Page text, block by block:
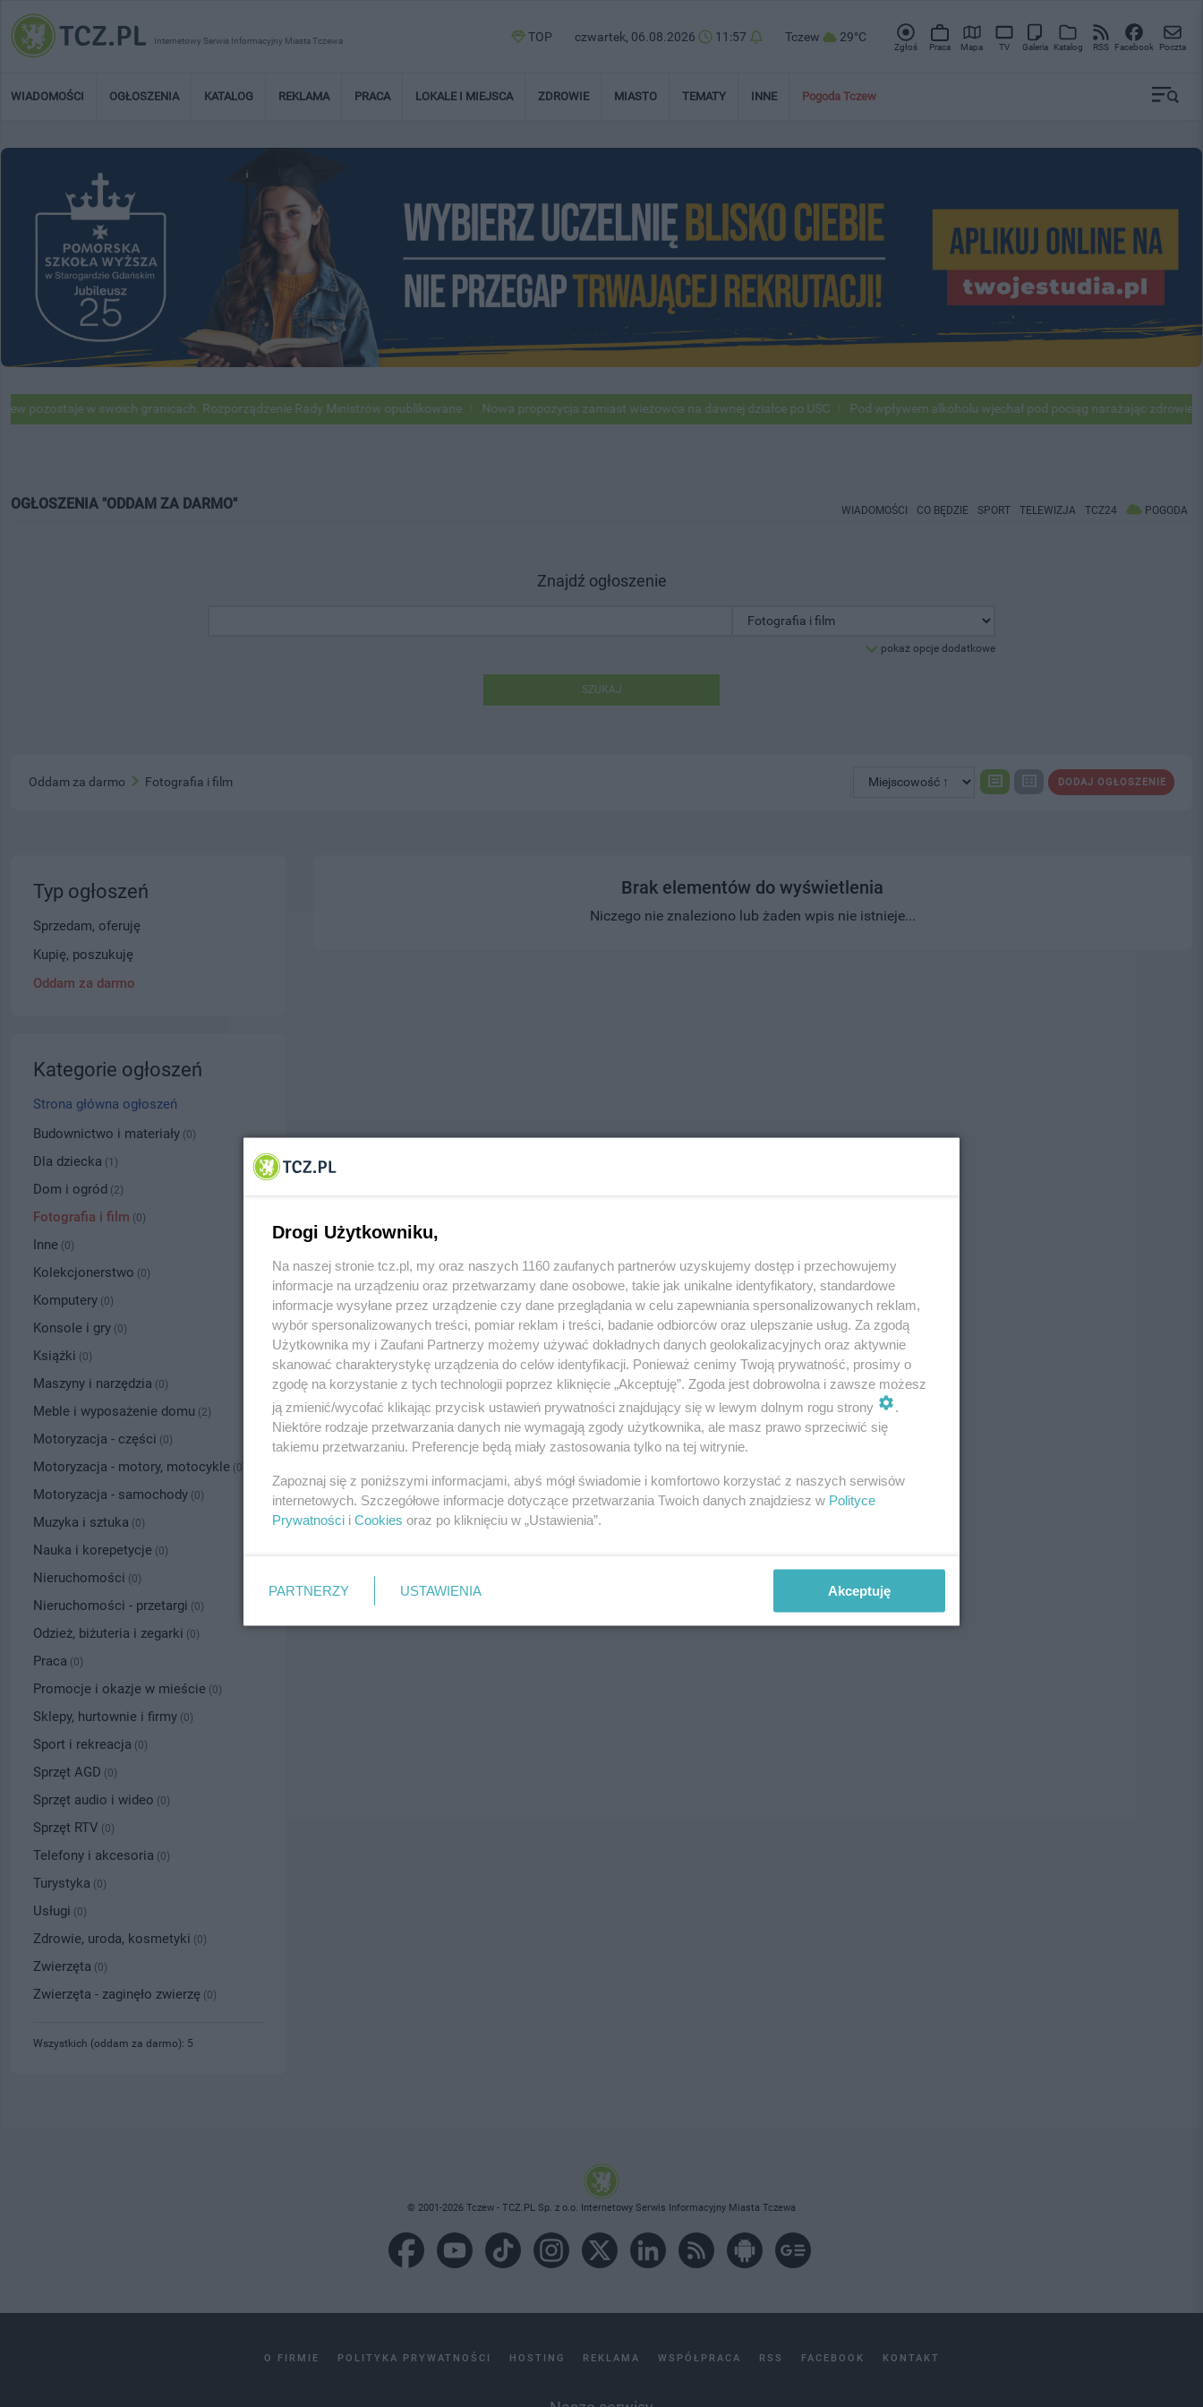
Internetowy Serwis Informacyjny Miasta Tczewa TOP czwartek, 06.08.2026 11:57 Tczew 29°C
Zgłoś Praca Mapa TV Galeria Katalog RSS Facebook Poczta
WIADOMOŚCI OGŁOSZENIA KATALOG REKLAMA PRACA LOKALE I MIEJSCA ZDROWIE MIASTO TEMATY INNE Pogoda Tczew
w swoich granicach. Rozporządzenie Rady Ministrów opublikowane Nowa propozycja zamiast wieżowca na dawnej działce po USC Pod wpływem alkoholu wjechał pod pociąg narażając zdrowie i
OGŁOSZENIA "ODDAM ZA DARMO" WIADOMOŚCI CO BĘDZIE SPORT TELEWIZJA TCZ24 POGODA
Znajdź ogłoszenie
pokaż opcje dodatkowe
SZUKAJ
DODAJ OGŁOSZENIE
Oddam za darmo Fotografia i film
Brak elementów do wyświetlenia
Niczego nie znaleziono lub żaden wpis nie istnieje...
Typ ogłoszeń
Sprzedam, oferuję
Kupię, poszukuję
Oddam za darmo
Kategorie ogłoszeń
Strona główna ogłoszeń
Budownictwo i materiały (0)
Dla dziecka (1)
Dom i ogród (2)
Fotografia i film (0)
Inne (0)
Kolekcjonerstwo (0)
Komputery (0)
Konsole i gry (0)
Książki (0)
Maszyny i narzędzia (0)
Meble i wyposażenie domu (2)
Motoryzacja - części (0)
Motoryzacja - motory, motocykle (0)
Motoryzacja - samochody (0)
Muzyka i sztuka (0)
Nauka i korepetycje (0)
Nieruchomości (0)
Nieruchomości - przetargi (0)
Odzież, biżuteria i zegarki (0)
Praca (0)
Promocje i okazje w mieście (0)
Sklepy, hurtownie i firmy (0)
Sport i rekreacja (0)
Sprzęt AGD (0)
Sprzęt audio i wideo (0)
Sprzęt RTV (0)
Telefony i akcesoria (0)
Turystyka (0)
Usługi (0)
Zdrowie, uroda, kosmetyki (0)
Zwierzęta (0)
Zwierzęta - zaginęło zwierzę (0)
Wszystkich (oddam za darmo): 5
© 2001-2026 Tczew - TCZ.PL Sp. z o.o. Internetowy Serwis Informacyjny Miasta Tczewa
O FIRMIE POLITYKA PRYWATNOŚCI HOSTING REKLAMA WSPÓŁPRACA RSS FACEBOOK KONTAKT
Drogi Użytkowniku,
Na naszej stronie tcz.pl, my oraz naszych 1160 zaufanych partnerów uzyskujemy dostęp i przechowujemy
informacje na urządzeniu oraz przetwarzamy dane osobowe, takie jak unikalne identyfikatory, standardowe
informacje wysyłane przez urządzenie czy dane przeglądania w celu zapewniania spersonalizowanych reklam,
wybór spersonalizowanych treści, pomiar reklam i treści, badanie odbiorców oraz ulepszanie usług. Za zgodą
Użytkownika my i Zaufani Partnerzy możemy używać dokładnych danych geolokalizacyjnych oraz aktywnie
skanować charakterystykę urządzenia do celów identyfikacji. Ponieważ cenimy Twoją prywatność, prosimy o
zgodę na korzystanie z tych technologii poprzez kliknięcie „Akceptuję”. Zgoda jest dobrowolna i zawsze możesz
ją zmienić/wycofać klikając przycisk ustawień prywatności znajdujący się w lewym dolnym rogu strony
Niektóre rodzaje przetwarzania danych nie wymagają zgody użytkownika, ale masz prawo sprzeciwić się
takiemu przetwarzaniu. Preferencje będą miały zastosowania tylko na tej witrynie.
Zapoznaj się z poniższymi informacjami, abyś mógł świadomie i komfortowo korzystać z naszych serwisów
internetowych. Szczegółowe informacje dotyczące przetwarzania Twoich danych znajdziesz w Polityce
Prywatności i Cookies oraz po kliknięciu w „Ustawienia”.
PARTNERZY USTAWIENIA Akceptuję